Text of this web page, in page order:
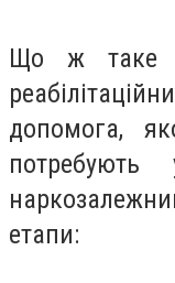
Що ж таке
допомога,
етапи: